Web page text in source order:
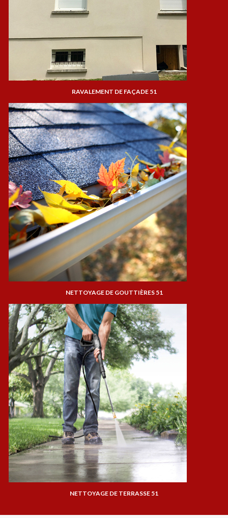
RAVALEMENT DE FAÇADE 51
NETTOYAGE DE GOUTTIÈRES 51
NETTOYAGE DE TERRASSE 51